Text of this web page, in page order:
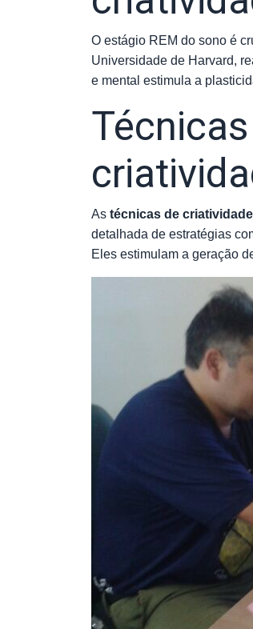
O estágio REM do sono é
Universidade de Harvard,
e mental estimula a
As técnicas de criatividade
detalhada de estratégias
Eles estimulam a geração